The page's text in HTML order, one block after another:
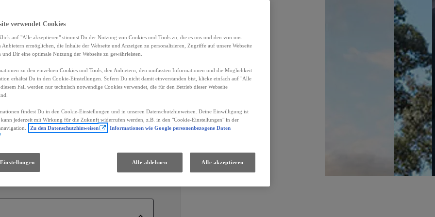
Ausstattung.
Händler
CO2 komb WLTP
214 g/km
verwendet Cookies
auf "Alle akzeptieren" stimmst Du der Nutzung von Cookies und Tools zu, die es uns und den von uns
Anbietern ermöglichen, die Inhalte der Webseite und Anzeigen zu personalisieren, Zugriffe auf unsere Webseite
und Dir eine optimale Nutzung der Webseite zu gewährleisten.
zu den einzelnen Cookies und Tools, den Anbietern, den umfassten Informationen und die Möglichkeit
erhältst Du in den Cookie-Einstellungen. Sofern Du nicht damit einverstanden bist, klicke einfach auf "Alle
Fall werden nur technisch notwendige Cookies verwendet, die für den Betrieb dieser Webseite
findest Du in den Cookie-Einstellungen und in unseren Datenschutzhinweisen. Deine Einwilligung ist
jederzeit mit Wirkung für die Zukunft widerrufen werden, z.B. in den "Cookie-Einstellungen" in der
Zu den Datenschutzhinweisen
Informationen wie Google personenbezogene Daten
Alle ablehnen Alle akzeptieren